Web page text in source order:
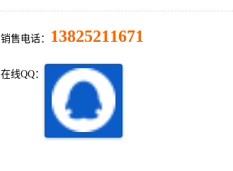
销售电话： 13825211671
在线QQ：